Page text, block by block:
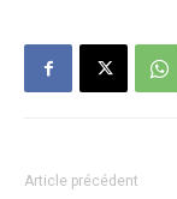
Article précédent